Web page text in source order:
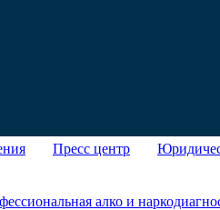
Пресс центр
алко и